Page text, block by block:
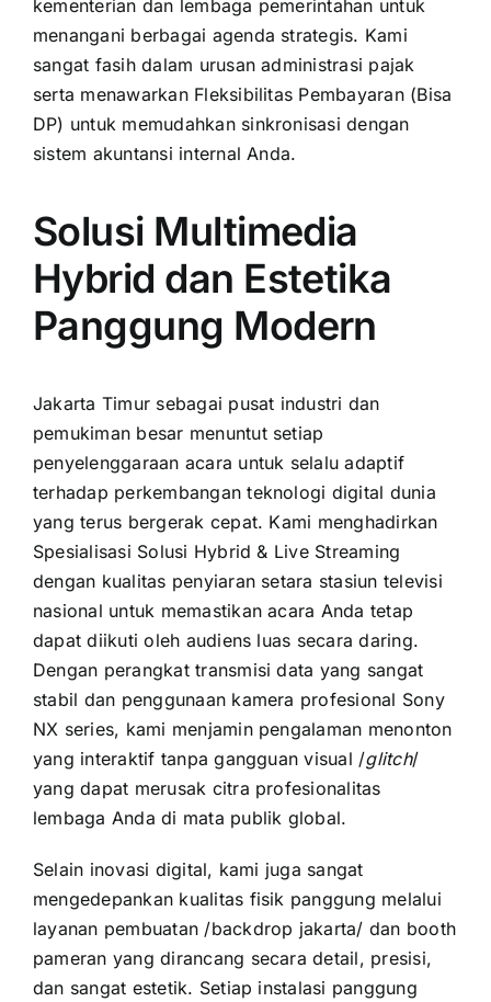
kementerian dan lembaga pemerintahan untuk
menangani berbagai agenda strategis. Kami
sangat fasih dalam urusan administrasi pajak
serta menawarkan Fleksibilitas Pembayaran (Bisa
DP) untuk memudahkan sinkronisasi dengan
sistem akuntansi internal Anda.
Solusi Multimedia
Hybrid dan Estetika
Panggung Modern
Jakarta Timur sebagai pusat industri dan
pemukiman besar menuntut setiap
penyelenggaraan acara untuk selalu adaptif
terhadap perkembangan teknologi digital dunia
yang terus bergerak cepat. Kami menghadirkan
Spesialisasi Solusi Hybrid & Live Streaming
dengan kualitas penyiaran setara stasiun televisi
nasional untuk memastikan acara Anda tetap
dapat diikuti oleh audiens luas secara daring.
Dengan perangkat transmisi data yang sangat
stabil dan penggunaan kamera profesional Sony
NX series, kami menjamin pengalaman menonton
yang interaktif tanpa gangguan visual /glitch/
yang dapat merusak citra profesionalitas
lembaga Anda di mata publik global.
Selain inovasi digital, kami juga sangat
mengedepankan kualitas fisik panggung melalui
layanan pembuatan /backdrop jakarta/ dan booth
pameran yang dirancang secara detail, presisi,
dan sangat estetik. Setiap instalasi panggung